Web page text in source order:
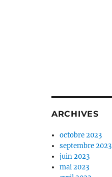
ARCHIVES
octobre 2023
septembre 2023
juin 2023
mai 2023